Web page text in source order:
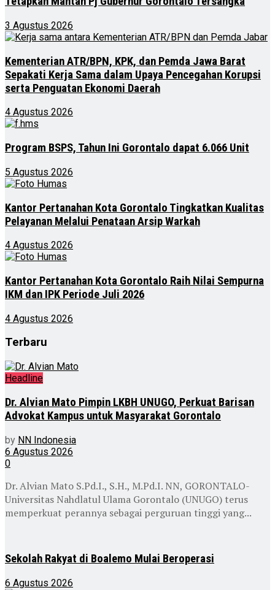
3 Agustus 2026
Kementerian ATR/BPN, KPK, dan Pemda Jawa Barat
Sepakati Kerja Sama dalam Upaya Pencegahan Korupsi
serta Penguatan Ekonomi Daerah
4 Agustus 2026
Program BSPS, Tahun Ini Gorontalo dapat 6.066 Unit
5 Agustus 2026
Kantor Pertanahan Kota Gorontalo Tingkatkan Kualitas
Pelayanan Melalui Penataan Arsip Warkah
4 Agustus 2026
Kantor Pertanahan Kota Gorontalo Raih Nilai Sempurna
IKM dan IPK Periode Juli 2026
4 Agustus 2026
Terbaru
Headline
Dr. Alvian Mato Pimpin LKBH UNUGO, Perkuat Barisan
Advokat Kampus untuk Masyarakat Gorontalo
by NN Indonesia
6 Agustus 2026
0
Dr. Alvian Mato S.Pd.I., S.H., M.Pd.I. NN, GORONTALO-
Universitas Nahdlatul Ulama Gorontalo (UNUGO) terus
memperkuat perannya sebagai perguruan tinggi yang...
Sekolah Rakyat di Boalemo Mulai Beroperasi
6 Agustus 2026